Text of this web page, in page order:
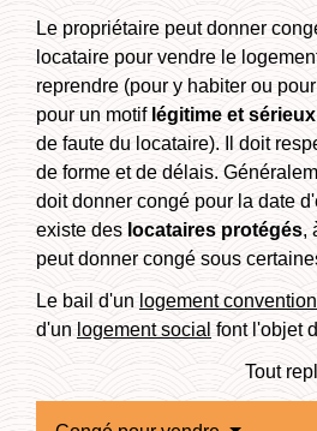
Le propriétaire peut donner
locataire pour vendre le
reprendre (pour y habiter ou
pour un motiflégitime et sérieux
de faute du locataire). Il doit
de forme et de délais.
doit donner congé pour la date
existe des locataires protégés,
peut donner congé sous
Le bail d'un logement
d'un logement social font l'objet
Tout